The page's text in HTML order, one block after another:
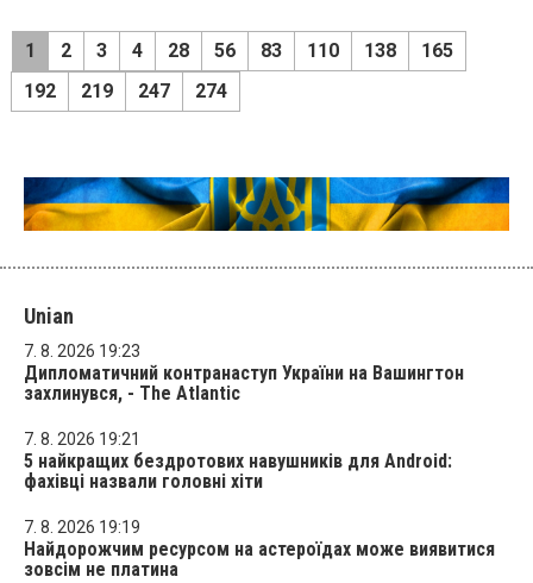
1 2 3 4 28 56 83 110 138
165
192
219 247 274
Unian
7. 8. 2026 19:23
Дипломатичний контранаступ України на Вашингтон
захлинувся, - The Atlantic
7. 8. 2026 19:21
5 найкращих бездротових навушників для Android:
фахівці назвали головні хіти
7. 8. 2026 19:19
Найдорожчим ресурсом на астероїдах може виявитися
зовсім не платина